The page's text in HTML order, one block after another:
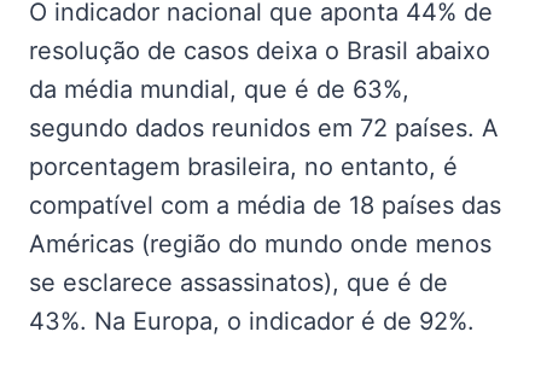
O indicador nacional que aponta 44% de
resolução de casos deixa o Brasil abaixo
da média mundial, que é de 63%,
segundo dados reunidos em 72 países. A
porcentagem brasileira, no entanto, é
compatível com a média de 18 países das
Américas (região do mundo onde menos
se esclarece assassinatos), que é de
43%. Na Europa, o indicador é de 92%.